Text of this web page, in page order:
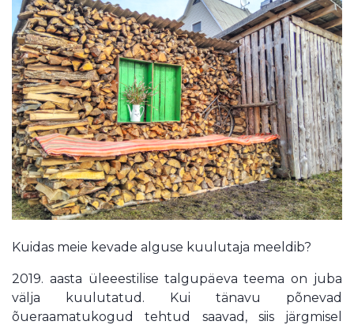
Kuidas meie kevade alguse kuulutaja meeldib?
2019. aasta üleeestilise talgupäeva teema on juba
välja kuulutatud. Kui tänavu põnevad
õueraamatukogud tehtud saavad, siis järgmisel